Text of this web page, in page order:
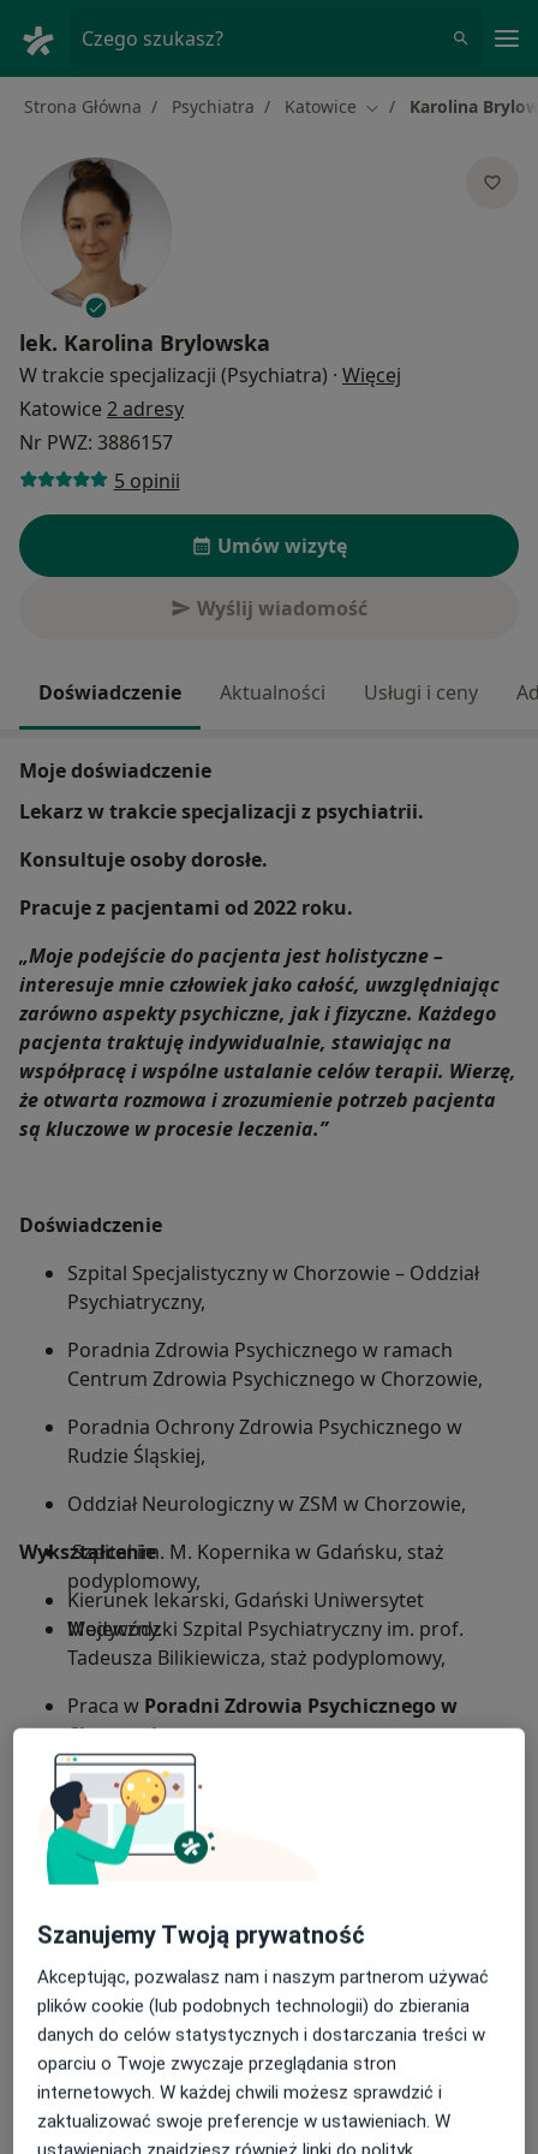
Czego szukasz?
Strona Główna Psychiatra Katowice Zmień miasto
Karolina
lek. Karolina Brylowska
W trakcie specjalizacji (Psychiatra) · Więcej
Katowice 2 adresy
Nr PWZ: 3886157
5 opinii
Umów wizytę
Wyślij wiadomość
Doświadczenie Aktualności Usługi i ceny
Moje doświadczenie
Lekarz w trakcie specjalizacji z psychiatrii.
Konsultuje osoby dorosłe.
Pracuje z pacjentami od 2022 roku.
„Moje podejście do pacjenta jest holistyczne –
interesuje mnie człowiek jako całość, uwzględniając
zarówno aspekty psychiczne, jak i fizyczne. Każdego
pacjenta traktuję indywidualnie, stawiając na
współpracę i wspólne ustalanie celów terapii. Wierzę,
że otwarta rozmowa i zrozumienie potrzeb pacjenta
są kluczowe w procesie leczenia.”
Doświadczenie
Szpital Specjalistyczny w Chorzowie – Oddział
Psychiatryczny,
Poradnia Zdrowia Psychicznego w ramach
Centrum Zdrowia Psychicznego w Chorzowie,
Poradnia Ochrony Zdrowia Psychicznego w
Rudzie Śląskiej,
Oddział Neurologiczny w ZSM w Chorzowie,
Szpital im. M. Kopernika w Gdańsku, staż
podyplomowy,
Wojewódzki Szpital Psychiatryczny im. prof.
Tadeusza Bilikiewicza, staż podyplomowy,
Praca w Poradni Zdrowia Psychicznego w
Chorzowie.
Specjalność: Psychiatra Chorzów.
Wykształcenie
Kierunek lekarski, Gdański Uniwersytet
Medyczny.
Racjonalna Terapia Zachowania „ABC emocji”,
Schizofrenia Forum,
Psychiatria Dialogi Interdyscyplinarne.
Zakres udzielanego wsparcia
Zaburzenia neuropoznawcze,
Schizofrenia i inne zaburzenia psychotyczne,
Zaburzenia nastroju,
Szanujemy Twoją prywatność
Akceptując, pozwalasz nam i naszym partnerom używać
plików cookie (lub podobnych technologii) do zbierania
danych do celów statystycznych i dostarczania treści w
oparciu o Twoje zwyczaje przeglądania stron
internetowych. W każdej chwili możesz sprawdzić i
zaktualizować swoje preferencje w ustawieniach. W